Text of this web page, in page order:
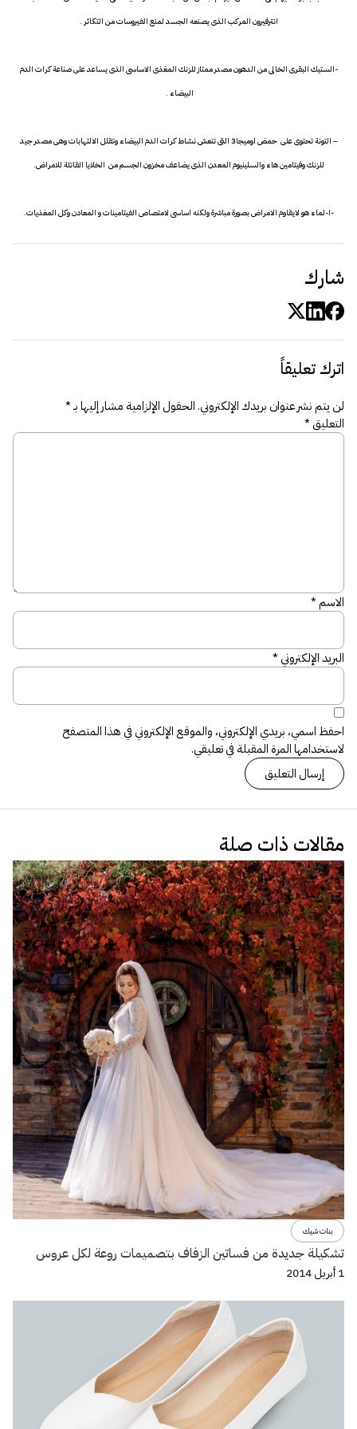
انترفيرون المركب الذى يصنعه الجسد لمنع الفيروسات من التكاثر .
-الستيك البقرى الخالى من الدهون مصدر ممتاز للزنك المغذى الاساسى الذى يساعد على صناعة كرات الدم
البيضاء .
– التونة تحتوى على حمض اوميجا3 التى تنعش نشاط كرات الدم البيضاء وتقلل الالتهابات وهى مصدر جيد
للزنك وفيتامين هاء والسلينيوم المعدن الذى يضاعف مخزون الجسم من الخلايا القاتلة للامراض.
-ا-لماء هو لايقاوم الامراض بصورة مباشرة ولكنه اساسى لامتصاص الفيتامينات و المعادن وكل المغذيات.
شارك
اترك تعليقاً
لن يتم نشر عنوان بريدك الإلكتروني.الحقول الإلزامية مشار إليها بـ*
التعليق*
الاسم*
البريد الإلكتروني*
احفظ اسمي، بريدي الإلكتروني، والموقع الإلكتروني في هذا المتصفح
لاستخدامها المرة المقبلة في تعليقي.
مقالات ذات صلة
بنات شيك
تشكيلة جديدة من فساتين الزفاف بتصميمات روعة لكل عروس
1 أبريل 2014